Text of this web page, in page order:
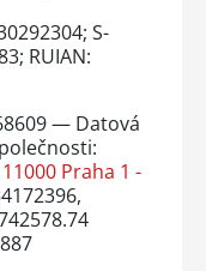
S-
RUIAN:
— Datová
Praha 1 -